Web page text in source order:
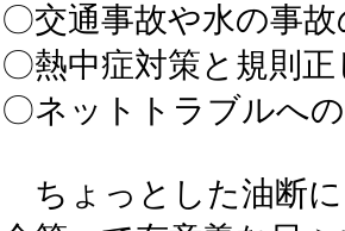
〇交通事故や水の事
〇熱中症対策と規則
〇ネットトラブルへ
ちょっとした油断